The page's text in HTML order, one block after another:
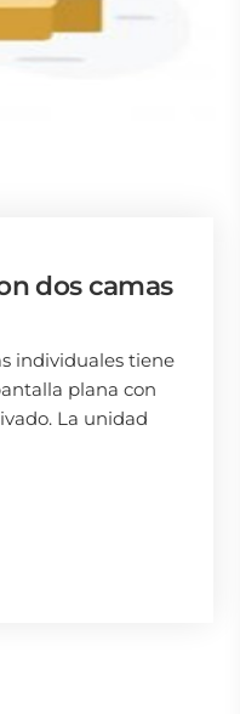
dos camas
individuales tiene
plana con
La unidad